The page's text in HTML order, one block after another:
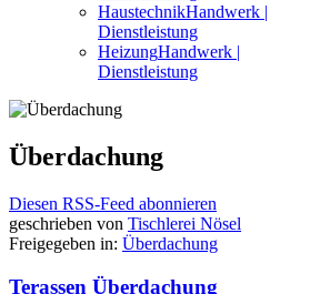
HaustechnikHandwerk |
Dienstleistung
HeizungHandwerk |
Dienstleistung
Überdachung
Diesen RSS-Feed abonnieren
geschrieben von Tischlerei Nösel
Freigegeben in: Überdachung
Terassen Überdachung